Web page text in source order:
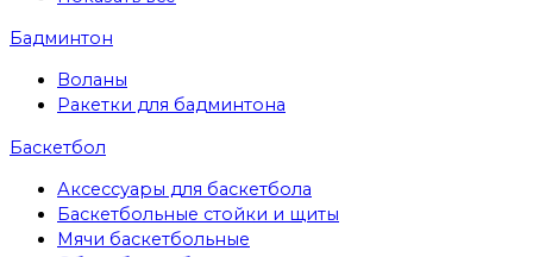
Бадминтон
Воланы
Ракетки для бадминтона
Баскетбол
Аксессуары для баскетбола
Баскетбольные стойки и щиты
Мячи баскетбольные